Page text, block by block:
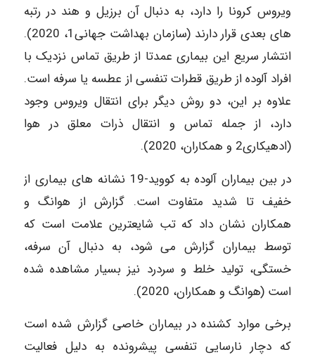
ویروس کرونا را دارد، به دنبال آن برزیل و هند در رتبه
های بعدی قرار دارند (سازمان بهداشت جهانی1، 2020).
انتشار سریع این بیماری عمدتا از طریق تماس نزدیک با
افراد آلوده از طریق قطرات تنفسی از عطسه یا سرفه است.
علاوه بر این، دو روش دیگر برای انتقال ویروس وجود
دارد، از جمله تماس و انتقال ذرات معلق در هوا
(ادهیکاری2 و همکاران، 2020).
در بین بیماران آلوده به کووید-19 نشانه های بیماری از
خفیف تا شدید متفاوت است. گزارش از هوانگ و
همکاران نشان داد که تب شایعترین علامت است که
توسط بیماران گزارش می شود، به دنبال آن سرفه،
خستگی، تولید خلط و سردرد نیز بسیار مشاهده شده
است (هوانگ و همکاران، 2020).
برخی موارد کشنده در بیماران خاصی گزارش شده است
که دچار نارسایی تنفسی پیشرونده به دلیل فعالیت